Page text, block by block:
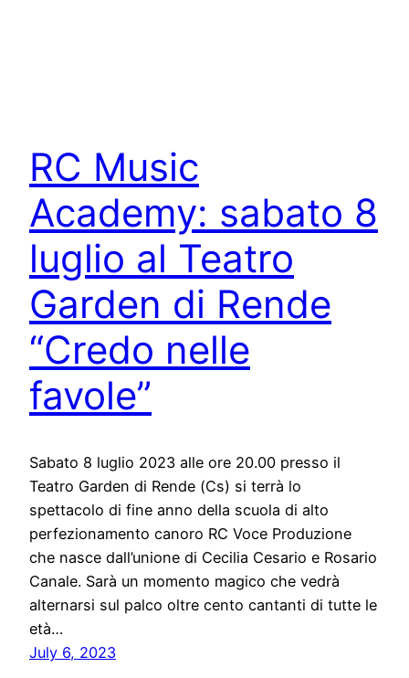
RC Music
Academy: sabato 8
luglio al Teatro
Garden di Rende
“Credo nelle
favole”
Sabato 8 luglio 2023 alle ore 20.00 presso il
Teatro Garden di Rende (Cs) si terrà lo
spettacolo di fine anno della scuola di alto
perfezionamento canoro RC Voce Produzione
che nasce dall’unione di Cecilia Cesario e Rosario
Canale. Sarà un momento magico che vedrà
alternarsi sul palco oltre cento cantanti di tutte le
età…
July 6, 2023